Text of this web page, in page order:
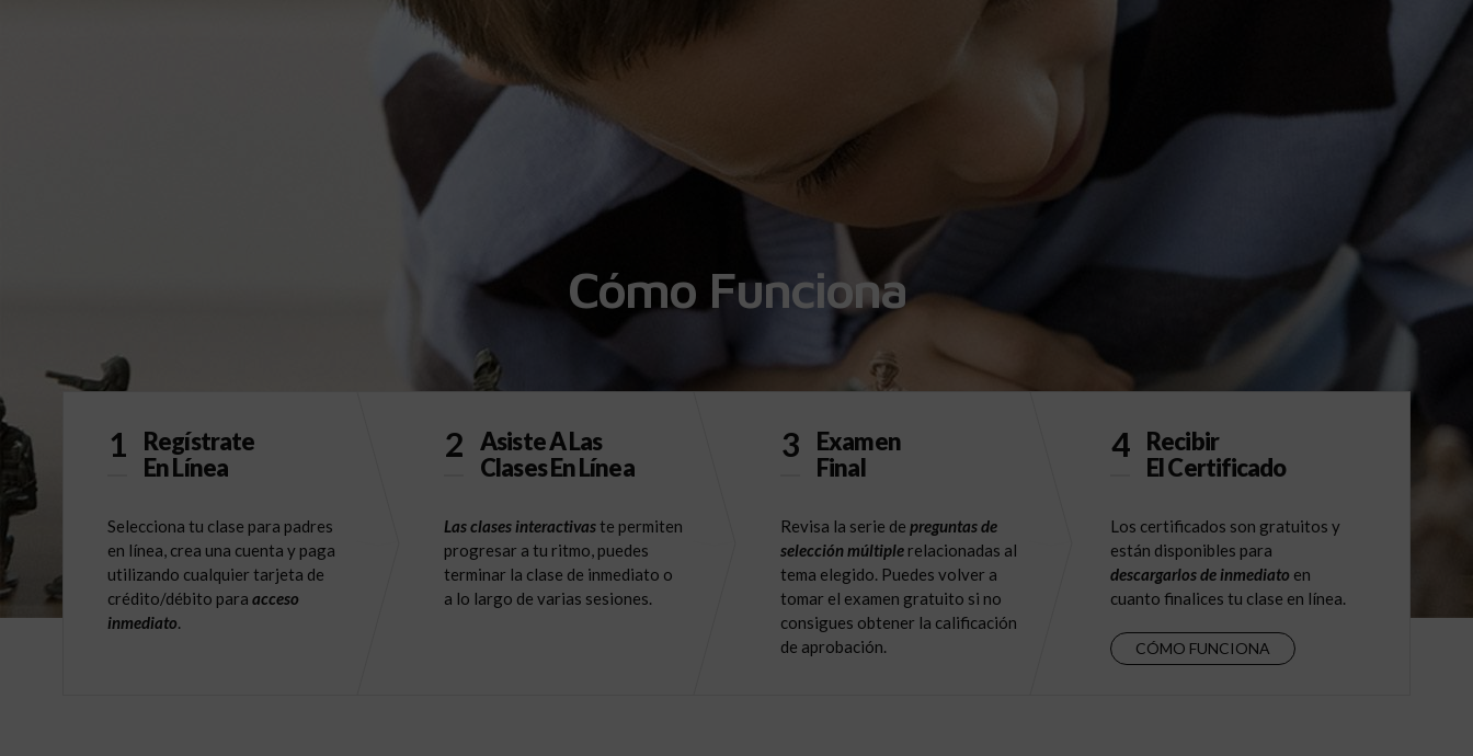
Cómo Funciona
1
Regístrate
En Línea
Selecciona tu clase para padres
en línea, crea una cuenta y paga
utilizando cualquier tarjeta de
crédito/débito para acceso
inmediato.
2 Asiste A Las
Clases En Línea
Las clases interactivaste permiten
progresar a tu ritmo, puedes
terminar la clase de inmediato o
a lo largo de varias sesiones.
3
Examen
Final
Revisa la serie de preguntas de
selección múltiple relacionadas al
tema elegido. Puedes volver a
tomar el examen gratuito si no
consigues obtener la calificación
de aprobación.
4
Recibir
El Certificado
Los certificados son gratuitos y
están disponibles para
descargarlos de inmediato en
cuanto finalices tu clase en línea.
CÓMO FUNCIONA